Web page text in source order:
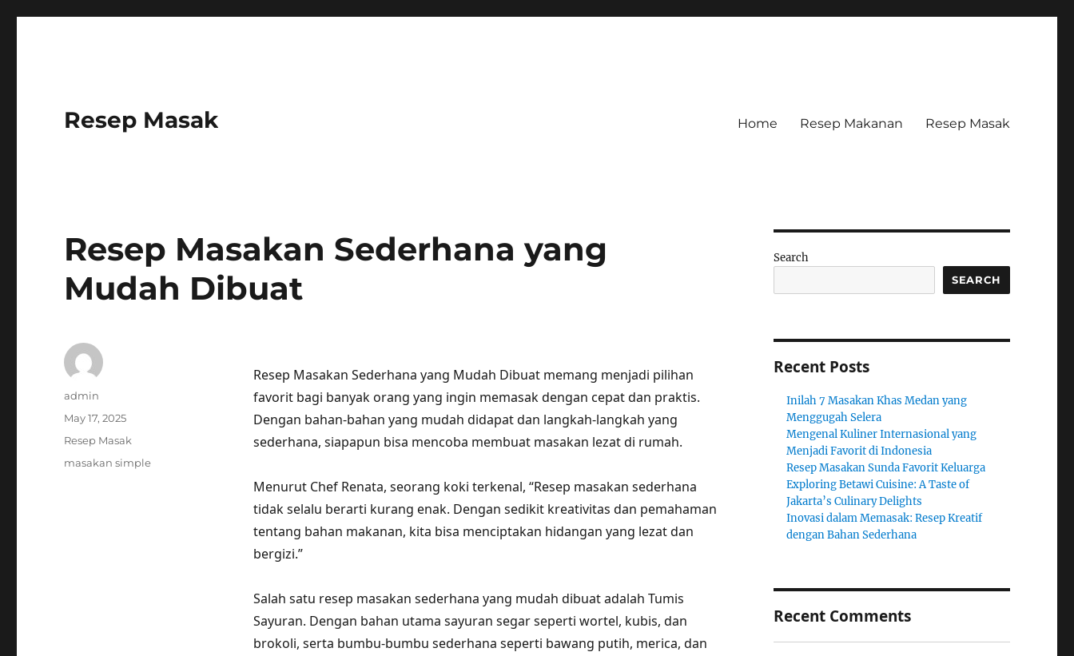
Resep Masak Home Resep Makanan Resep Masak
Resep Masakan Sederhana yang
Mudah Dibuat
Resep Masakan Sederhana yang Mudah Dibuat memang menjadi pilihan
favorit bagi banyak orang yang ingin memasak dengan cepat dan praktis.
Dengan bahan-bahan yang mudah didapat dan langkah-langkah yang
sederhana, siapapun bisa mencoba membuat masakan lezat di rumah.
Menurut Chef Renata, seorang koki terkenal, “Resep masakan sederhana
tidak selalu berarti kurang enak. Dengan sedikit kreativitas dan pemahaman
tentang bahan makanan, kita bisa menciptakan hidangan yang lezat dan
bergizi.”
Salah satu resep masakan sederhana yang mudah dibuat adalah Tumis
Sayuran. Dengan bahan utama sayuran segar seperti wortel, kubis, dan
brokoli, serta bumbu-bumbu sederhana seperti bawang putih, merica, dan
Author
admin
Posted
May 17, 2025
Categories
Resep Masak
Tags
masakan simple
Search
SEARCH
Recent Posts
Inilah 7 Masakan Khas Medan yang
Menggugah Selera
Mengenal Kuliner Internasional yang
Menjadi Favorit di Indonesia
Resep Masakan Sunda Favorit Keluarga
Exploring Betawi Cuisine: A Taste of
Jakarta’s Culinary Delights
Inovasi dalam Memasak: Resep Kreatif
dengan Bahan Sederhana
Recent Comments